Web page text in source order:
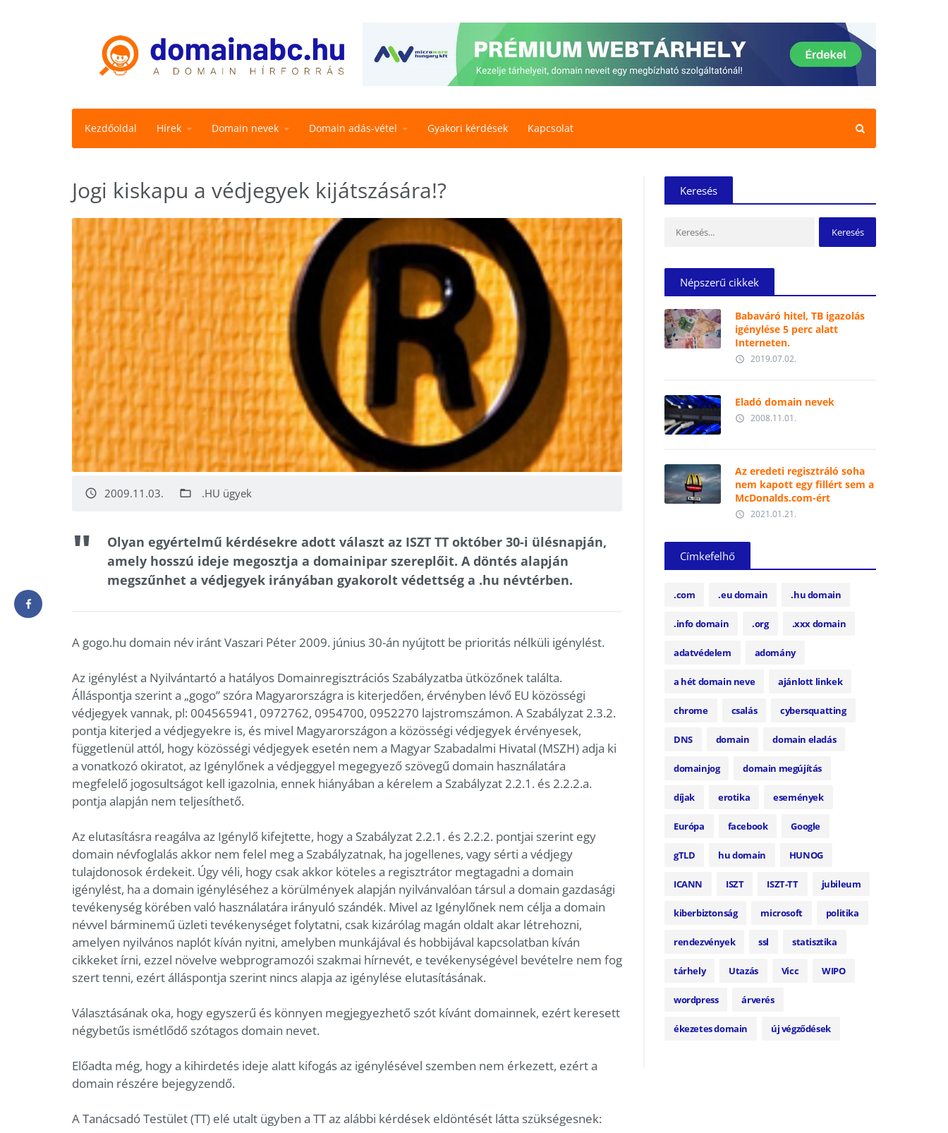
Kezdőoldal Hírek Domain nevek Domain adás-vétel Gyakori kérdések Kapcsolat
Jogi kiskapu a védjegyek kijátszására!?
access_time 2009.11.03. folder_open .HU ügyek
Olyan egyértelmű kérdésekre adott választ az ISZT TT október 30-i ülésnapján,
amely hosszú ideje megosztja a domainipar szereplőit. A döntés alapján
megszűnhet a védjegyek irányában gyakorolt védettség a .hu névtérben.
A gogo.hu domain név iránt Vaszari Péter 2009. június 30-án nyújtott be prioritás nélküli igénylést.
Az igénylést a Nyilvántartó a hatályos Domainregisztrációs Szabályzatba ütközőnek találta.
Álláspontja szerint a „gogo” szóra Magyarországra is kiterjedően, érvényben lévő EU közösségi
védjegyek vannak, pl: 004565941, 0972762, 0954700, 0952270 lajstromszámon. A Szabályzat 2.3.2.
pontja kiterjed a védjegyekre is, és mivel Magyarországon a közösségi védjegyek érvényesek,
függetlenül attól, hogy közösségi védjegyek esetén nem a Magyar Szabadalmi Hivatal (MSZH) adja ki
a vonatkozó okiratot, az Igénylőnek a védjeggyel megegyező szövegű domain használatára
megfelelő jogosultságot kell igazolnia, ennek hiányában a kérelem a Szabályzat 2.2.1. és 2.2.2.a.
pontja alapján nem teljesíthető.
Az elutasításra reagálva az Igénylő kifejtette, hogy a Szabályzat 2.2.1. és 2.2.2. pontjai szerint egy
domain névfoglalás akkor nem felel meg a Szabályzatnak, ha jogellenes, vagy sérti a védjegy
tulajdonosok érdekeit. Úgy véli, hogy csak akkor köteles a regisztrátor megtagadni a domain
igénylést, ha a domain igényléséhez a körülmények alapján nyilvánvalóan társul a domain gazdasági
tevékenység körében való használatára irányuló szándék. Mivel az Igénylőnek nem célja a domain
névvel bárminemű üzleti tevékenységet folytatni, csak kizárólag magán oldalt akar létrehozni,
amelyen nyilvános naplót kíván nyitni, amelyben munkájával és hobbijával kapcsolatban kíván
cikkeket írni, ezzel növelve webprogramozói szakmai hírnevét, e tevékenységével bevételre nem fog
szert tenni, ezért álláspontja szerint nincs alapja az igénylése elutasításának.
Választásának oka, hogy egyszerű és könnyen megjegyezhető szót kívánt domainnek, ezért keresett
négybetűs ismétlődő szótagos domain nevet.
Előadta még, hogy a kihirdetés ideje alatt kifogás az igénylésével szemben nem érkezett, ezért a
domain részére bejegyzendő.
A Tanácsadó Testület (TT) elé utalt ügyben a TT az alábbi kérdések eldöntését látta szükségesnek:
Keresés
Népszerű cikkek
Babaváró hitel, TB igazolás
igénylése 5 perc alatt
Interneten.
access_time 2019.07.02.
Eladó domain nevek
access_time 2008.11.01.
Az eredeti regisztráló soha
nem kapott egy fillért sem a
McDonalds.com-ért
access_time 2021.01.21.
Címkefelhő
.com .eu domain .hu domain
.info domain .org .xxx domain
adatvédelem adomány
a hét domain neve ajánlott linkek
chrome csalás cybersquatting
DNS domain domain eladás
domainjog domain megújítás
díjak erotika események
Európa facebook Google
gTLD hu domain HUNOG
ICANN ISZT ISZT-TT jubileum
kiberbiztonság microsoft politika
rendezvények ssl statisztika
tárhely Utazás Vicc WIPO
wordpress árverés
ékezetes domain új végződések